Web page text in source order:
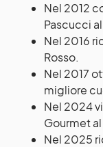
Nel 2012
Pascucci
Nel 2016
Rosso.
Nel 2017
migliore
Nel 2024
Gourmet
Nel 2025